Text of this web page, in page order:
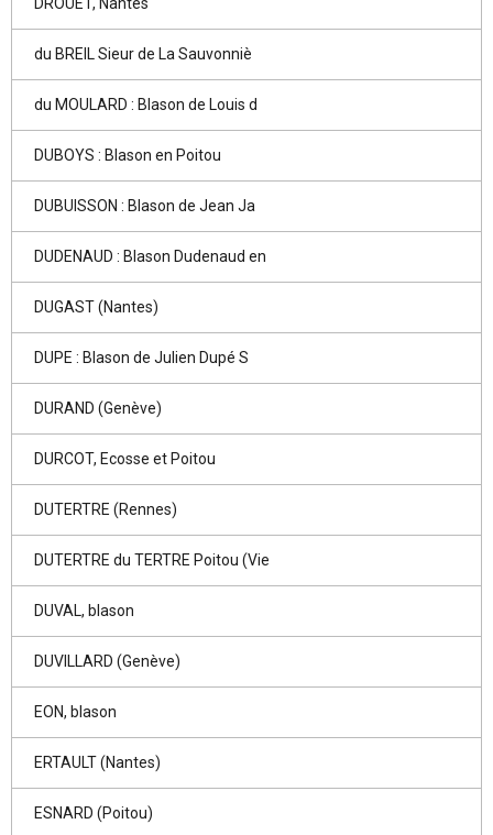
du BREIL Sieur de La Sauvonniè
du MOULARD : Blason de Louis d
DUBOYS : Blason en Poitou
DUBUISSON : Blason de Jean Ja
DUDENAUD : Blason Dudenaud en
DUGAST (Nantes)
DUPE : Blason de Julien Dupé S
DURAND (Genève)
DURCOT, Ecosse et Poitou
DUTERTRE (Rennes)
DUTERTRE du TERTRE Poitou (Vie
DUVAL, blason
DUVILLARD (Genève)
EON, blason
ERTAULT (Nantes)
ESNARD (Poitou)